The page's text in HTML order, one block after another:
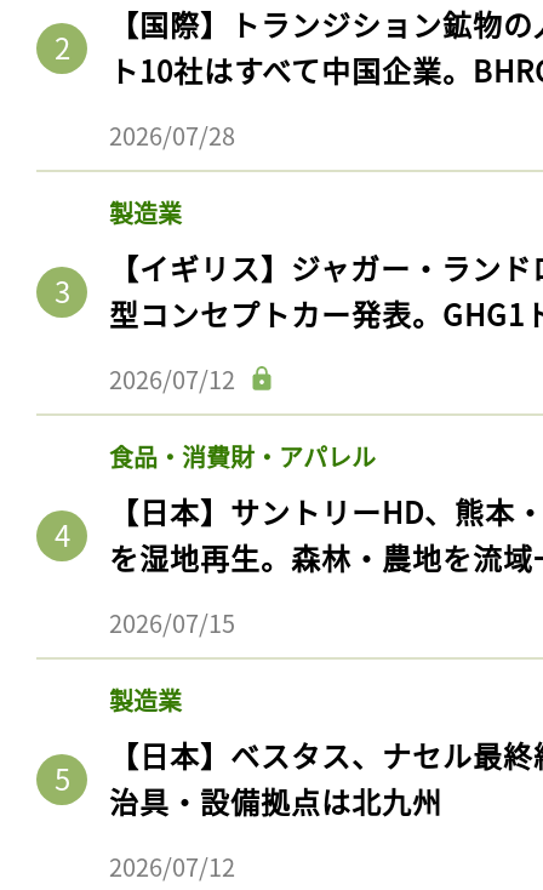
【国際】トランジション鉱物
ト10社はすべて中国企業。
2026/07/28
製造業
【イギリス】ジャガー・ラン
型コンセプトカー発表。GHG1
2026/07/12
食品・消費財・アパレル
【日本】サントリーHD、熊本
を湿地再生。森林・農地を流
2026/07/15
製造業
【日本】ベスタス、ナセル最
治具・設備拠点は北九州
2026/07/12